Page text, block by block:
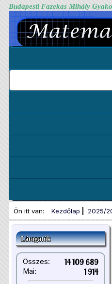
Budapesti Fazekas Mihály
Ön itt van: Kezdőlap 2025/
Látogatók
Összes: 14 109 689
Mai: 1 914